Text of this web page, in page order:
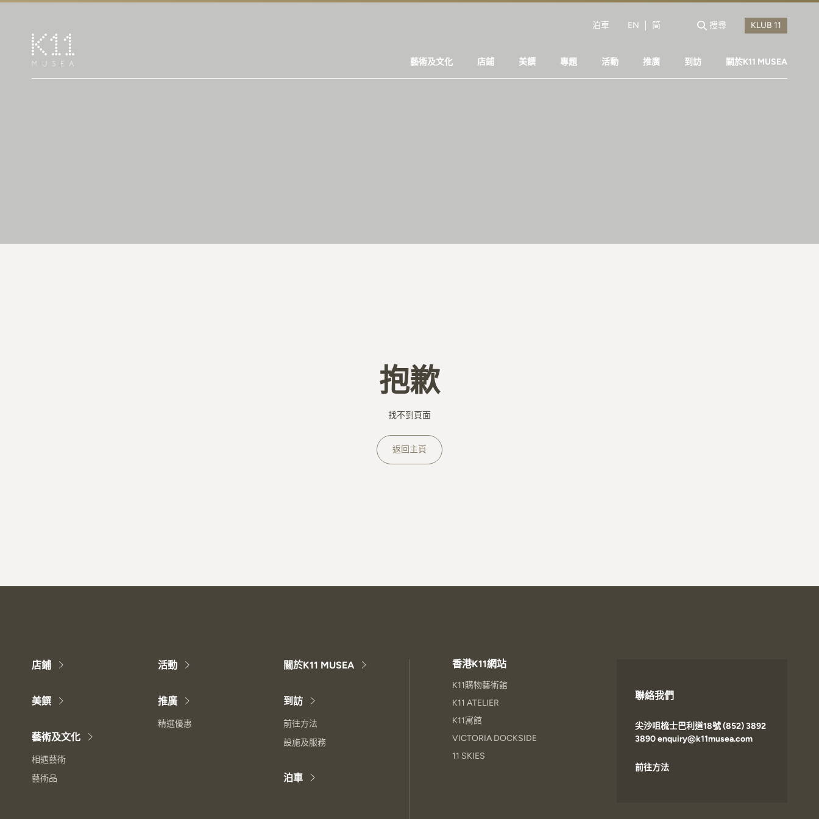
泊車 EN 简 搜尋
藝術及文化 店鋪 美饌 專題 活動 推廣 到訪 關於K11 MUSEA
抱歉
找不到頁面
返回主頁
店鋪
美饌
藝術及文化
相遇藝術
藝術品
活動
推廣
精選優惠
關於K11 MUSEA
到訪
前往方法
設施及服務
泊車
香港K11網站
K11購物藝術館
K11 ATELIER
K11寓館
VICTORIA DOCKSIDE
11 SKIES
聯絡我們
尖沙咀梳士巴利道18號 (852) 3892
3890 enquiry@k11musea.com
前往方法